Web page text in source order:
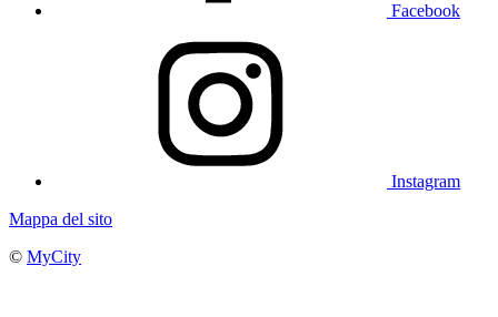
Facebook
Instagram
Mappa del sito
© MyCity